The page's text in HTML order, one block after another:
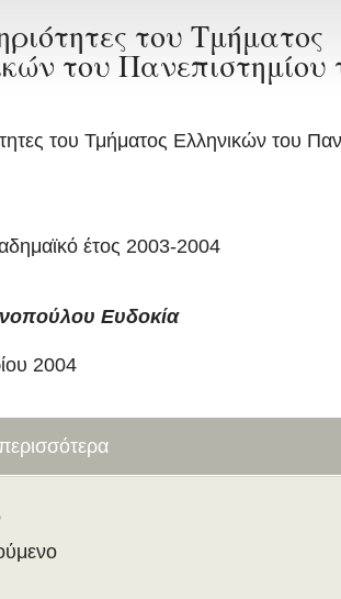
του Τμήματος
του Πανεπιστημίου
του Τμήματος Ελληνικών του
έτος 2003-2004
Ευδοκία
2004